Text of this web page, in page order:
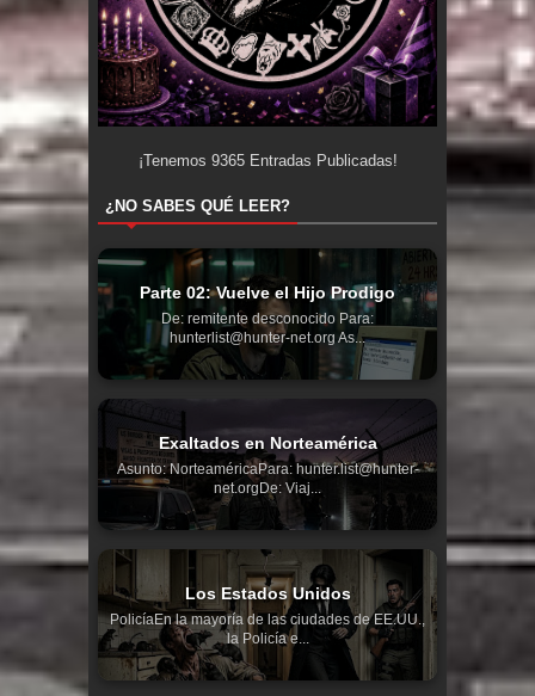
¡Tenemos 9365Entradas Publicadas!
¿NO SABES QUÉ LEER?
Parte 02: Vuelve el Hijo Prodigo
De: remitente desconocido Para:
hunterlist@hunter-net.org As...
Exaltados en Norteamérica
Asunto: NorteaméricaPara: hunter.list@hunter-
net.orgDe: Viaj...
Los Estados Unidos
PolicíaEn la mayoría de las ciudades de EE.UU.,
la Policía e...